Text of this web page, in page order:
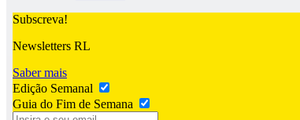
Subscreva!
Newsletters RL
Saber mais
Edição Semanal
Guia do Fim de Semana